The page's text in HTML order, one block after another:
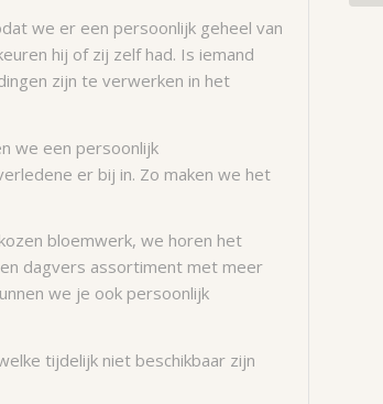
we er een persoonlijk geheel van
hij of zij zelf had. Is iemand
zijn te verwerken in het
we een persoonlijk
er bij in. Zo maken we het
bloemwerk, we horen het
dagvers assortiment met meer
we je ook persoonlijk
tijdelijk niet beschikbaar zijn